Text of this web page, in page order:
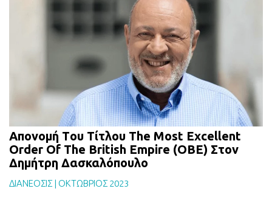
Απονομή Tου Tίτλου The Most Excellent
Order Οf Τhe British Empire (OBE) Στον
Δημήτρη Δασκαλόπουλο
ΔΙΑΝΕΟΣΙΣ | ΟΚΤΩΒΡΙΟΣ 2023